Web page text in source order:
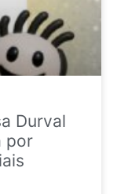
Durval
por